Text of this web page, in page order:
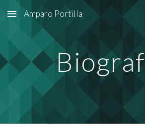
Skip to main content
Amparo Portilla